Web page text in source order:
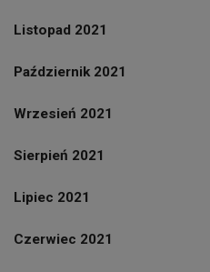
Listopad 2021
Październik 2021
Wrzesień 2021
Sierpień 2021
Lipiec 2021
Czerwiec 2021